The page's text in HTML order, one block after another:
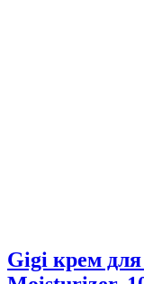
Gigi крем для